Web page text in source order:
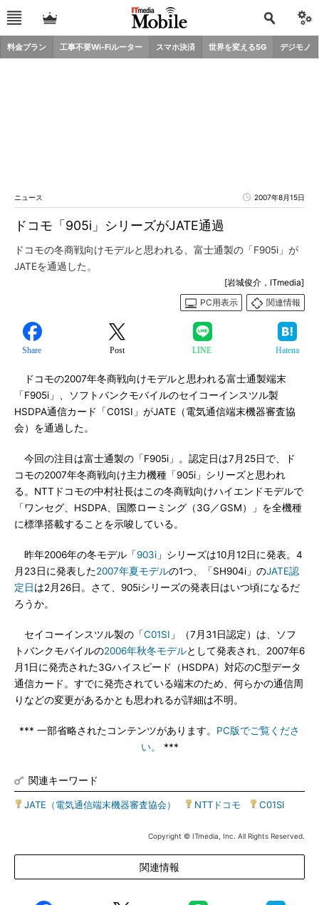
料金プラン 工事不要Wi-Fiルーター スマホ決済 世界を変える5G デジモノ
ニュース 2007年8月15日
ドコモ「905i」シリーズがJATE通過
ドコモの冬商戦向けモデルと思われる、富士通製の「F905i」が
JATEを通過した。
[岩城俊介，ITmedia]
PC用表示
関連情報
Share Post LINE Hatena
ドコモの2007年冬商戦向けモデルと思われる富士通製端末
「F905i」、ソフトバンクモバイルのセイコーインスツル製
HSDPA通信カード「C01SI」がJATE（電気通信端末機器審査協
会）を通過した。
今回の注目は富士通製の「F905i」。認定日は7月25日で、ド
コモの2007年冬商戦向け主力機種「905i」シリーズと思われ
る。NTTドコモの中村社長はこの冬商戦向けハイエンドモデルで
「ワンセグ、HSDPA、国際ローミング（3G／GSM）」を全機種
に標準搭載することを示唆している。
昨年2006年の冬モデル「903i 」シリーズは10月12日に発表。4
月23日に発表した2007年夏モデルの1つ、「SH904i」のJATE認
定日は2月26日。さて、905iシリーズの発表日はいつ頃になるだ
ろうか。
セイコーインスツル製の「C01SI 」（7月31日認定）は、ソフ
トバンクモバイルの2006年秋冬モデルとして発表され、2007年6
月1日に発売された3Gハイスピード（HSDPA）対応のC型データ
通信カード。すでに発売されている端末のため、何らかの通信周
りなどの変更があるかとも思われるが詳細は不明。
*** 一部省略されたコンテンツがあります。 PC版でご覧くださ
い。
***
関連キーワード
JATE（電気通信端末機器審査協会） NTTドコモ C01SI
Copyright © ITmedia, Inc. All Rights Reserved.
関連情報